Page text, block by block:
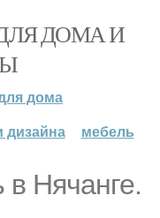
ДОМА И
дома
дизайна мебель
в Нячанге.